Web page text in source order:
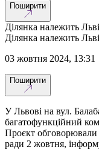
Поширити
Ділянка належить
Ділянка належить
03 жовтня 2024, 13:31
Поширити
У Львові на вул.
багатофункційний
Проєкт обговорювали
ради 2 жовтня,